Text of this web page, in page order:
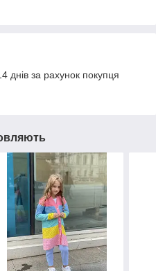
днів за рахунок покупця